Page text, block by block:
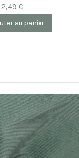
2,49 €
au panier